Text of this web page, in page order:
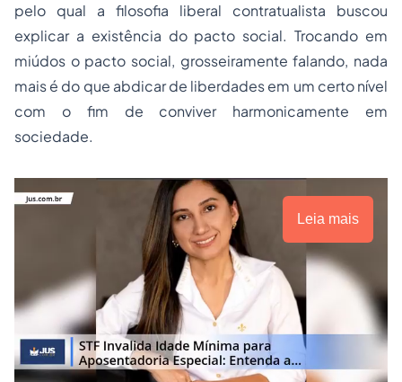
pelo qual a filosofia liberal contratualista buscou
explicar a existência do pacto social. Trocando em
miúdos o pacto social, grosseiramente falando, nada
mais é do que abdicar de liberdades em um certo nível
com o fim de conviver harmonicamente em
sociedade.
Leia mais